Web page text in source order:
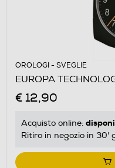
OROLOGI - SVEGLIE
EUROPA
€ 12,90
Acquisto online:
Ritiro in negozio in 30'